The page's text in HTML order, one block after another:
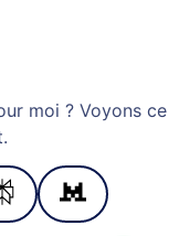
moi ? Voyons ce